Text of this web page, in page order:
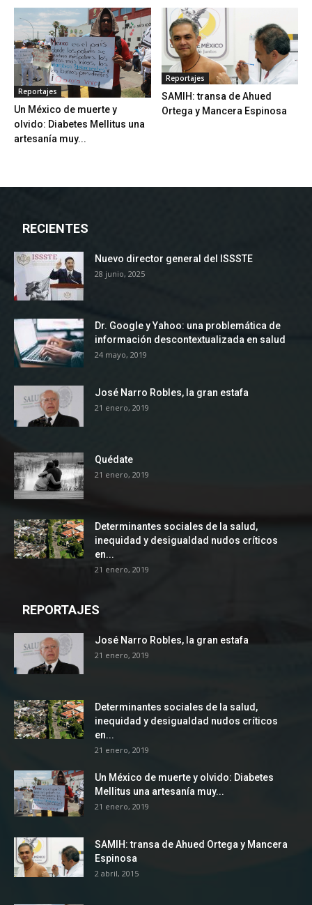
Reportajes
Un México de muerte y
olvido: Diabetes Mellitus una
artesanía muy...
Reportajes
SAMIH: transa de Ahued
Ortega y Mancera Espinosa
RECIENTES
Nuevo director general del ISSSTE
28 junio, 2025
Dr. Google y Yahoo: una problemática de
información descontextualizada en salud
24 mayo, 2019
José Narro Robles, la gran estafa
21 enero, 2019
Quédate
21 enero, 2019
Determinantes sociales de la salud,
inequidad y desigualdad nudos críticos
en...
21 enero, 2019
REPORTAJES
José Narro Robles, la gran estafa
21 enero, 2019
Determinantes sociales de la salud,
inequidad y desigualdad nudos críticos
en...
21 enero, 2019
Un México de muerte y olvido: Diabetes
Mellitus una artesanía muy...
21 enero, 2019
SAMIH: transa de Ahued Ortega y Mancera
Espinosa
2 abril, 2015